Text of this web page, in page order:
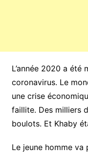
L’année 2020 a été
coronavirus. Le
une crise
faillite. Des milliers
boulots. Et Khaby
Le jeune homme